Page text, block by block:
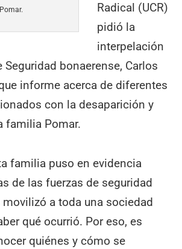
Radical (UCR)
pidió la
interpelación
bonaerense, Carlos
informe acerca de diferentes
con la desaparición y
familia Pomar.
familia puso en evidencia
de las fuerzas de seguridad
movilizó a toda una sociedad
qué ocurrió. Por eso, es
quiénes y cómo se